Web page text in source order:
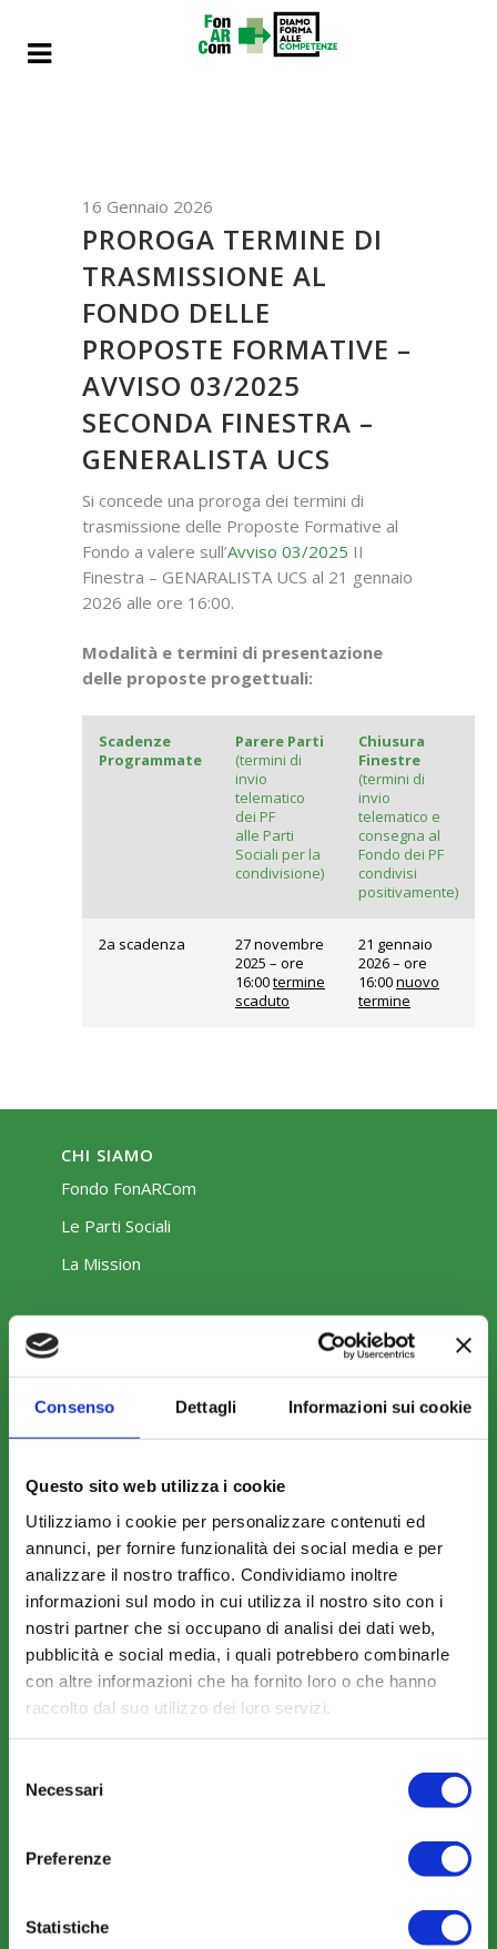
Consenso Dettagli Informazioni sui cookie
Questo sito web utilizza i cookie
Utilizziamo i cookie per personalizzare contenuti ed
annunci, per fornire funzionalità dei social media e per
analizzare il nostro traffico. Condividiamo inoltre
informazioni sul modo in cui utilizza il nostro sito con i
nostri partner che si occupano di analisi dei dati web,
pubblicità e social media, i quali potrebbero combinarle
con altre informazioni che ha fornito loro o che hanno
raccolto dal suo utilizzo dei loro servizi.
delNecessari
Preferenze
Statistiche
16 Gennaio 2026
PROROGA TERMINE DI
TRASMISSIONE AL
FONDO DELLE
PROPOSTE FORMATIVE –
AVVISO 03/2025
SECONDA FINESTRA –
GENERALISTA UCS
Si concede una proroga dei termini di
trasmissione delle Proposte Formative al
Fondo a valere sull’Avviso 03/2025 II
Finestra – GENARALISTA UCS al 21 gennaio
2026 alle ore 16:00.
Modalità e termini di presentazione
delle proposte progettuali:
Scadenze
Programmate
Parere Parti
(termini di
invio
telematico
dei PF
alle Parti
Sociali per la
condivisione)
Chiusura
Finestre
(termini di
invio
telematico e
consegna al
Fondo dei PF
condivisi
positivamente)
2a scadenza
27 novembre
2025 – ore
16:00termine
scaduto
21 gennaio
2026 – ore
16:00nuovo
termine
CHI SIAMO
Fondo FonARCom
Le Parti Sociali
La Mission
Il Funzionamento
Amministrazione trasparente
Modalità di adesione
Strumenti